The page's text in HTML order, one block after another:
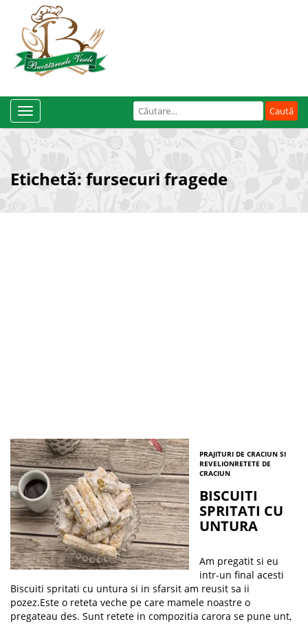
Caută
după:
Toggle
Navigation
Etichetă: fursecuri fragede
PRAJITURI DE CRACIUN SI
REVELIONRETETE DE
CRACIUN
BISCUITI
SPRITATI CU
UNTURA
Am pregatit si eu
intr-un final acesti
Biscuiti spritati cu untura si in sfarsit am reusit sa ii
pozez.Este o reteta veche pe care mamele noastre o
pregateau des. Sunt retete in compozitia carora se pune unt,